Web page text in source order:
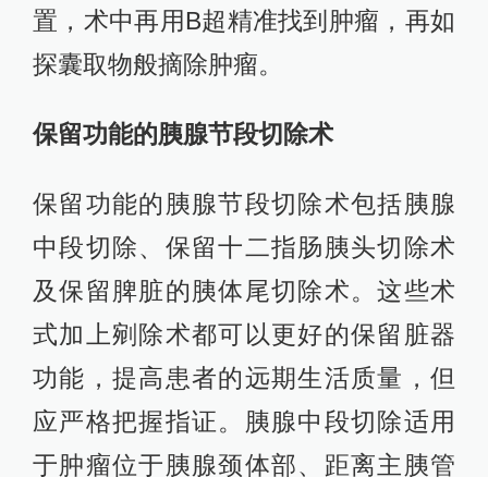
置，术中再用B超精准找到肿瘤，再如
探囊取物般摘除肿瘤。
保留功能的胰腺节段切除术
保留功能的胰腺节段切除术包括胰腺
中段切除、保留十二指肠胰头切除术
及保留脾脏的胰体尾切除术。这些术
式加上剜除术都可以更好的保留脏器
功能，提高患者的远期生活质量，但
应严格把握指证。胰腺中段切除适用
于肿瘤位于胰腺颈体部、距离主胰管